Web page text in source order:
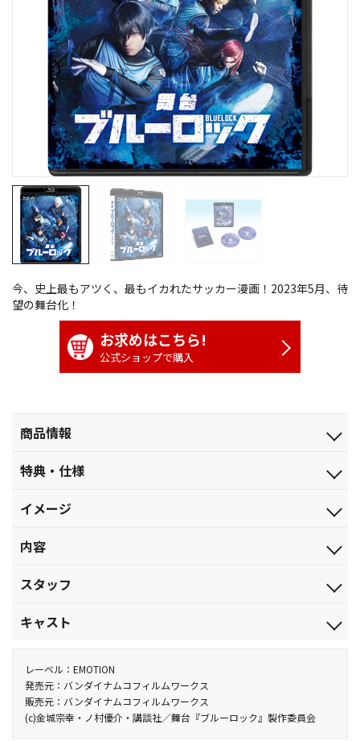
今、史上最もアツく、最もイカれたサッカー漫画！2023年5月、待
望の舞台化！
お求めはこちら!
公式ショップで購入
商品情報
2023.11.22
ジャンル
舞台
品番
BCXE-1855
税込価格(10%)
￥10,780
税抜価格
カラー／確／254分／本編ﾃﾞｨｽｸ:128分+特典ﾃﾞｨｽｸ:126分 本編ﾃﾞｨｽ
ｸ：ﾘﾆｱPCM(ｽﾃﾚｵ)／AVC／BD50G／16:9<1080i High Definition>
特典ﾃﾞｨｽｸ：ﾘﾆｱPCM(ｽﾃﾚｵ)／AVC／BD50G／16:9<1080i High
Definition>
特典・仕様
■特典ディスク
・日替わりシーン集
・カーテンコール集
・PV
特典
■ブックレット
イメージ
内容
世界一のエゴイストでなければ、世界一のストライカーにはな
ットボール連合はある計画を立ち上げるところから始まる。その
300人の高校生。しかも全員FW。299人のサッカー生命を犠牲に誕
生する、日本サッカーに革命を起こすストライカーとは？
今、史上最もアツく、最もイカれたサッカーが開幕する。
製作年度：2023
スタッフ
年マガジン」連載）／脚本・演出：伊勢直弘／美術：乘峯雅寛／
樹(Rebrast)／技術監督：寅川英司／舞台監督：田中 翼／照明：大
波多秀起(デイライト)／音響効果：前田規寛（ロア）／映像：O-
beron inc.／演出助手：入江浩平／衣裳：雲出三緒／ヘアメイク：
木村美和子（dot）・MUU・新田彩加・有藤 萌（dot）・嘉山花子
キャスト
切豹馬：佐伯 亮／久遠 渉：佐織 迅／雷市陣吾：佐藤たかみち／我
牙丸 吟：村松洸希／伊右衛門送人：澤田拓郎／五十嵐栗夢：書川
勇輝／馬狼照英：井澤勇貴／二子一揮：坪倉康晴／鰐間淳壱：船
木政秀／鰐間計助：川井雅弘／凪 誠士郎：小坂涼太郎／御影玲
レーベル：EMOTION
発売元：バンダイナムコフィルムワークス
販売元：バンダイナムコフィルムワークス
(c)金城宗幸・ノ村優介・講談社／舞台『ブルーロック』製作委員会